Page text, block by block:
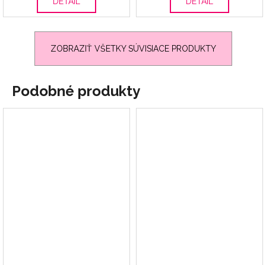
ZOBRAZIŤ VŠETKY SÚVISIACE PRODUKTY
Podobné produkty